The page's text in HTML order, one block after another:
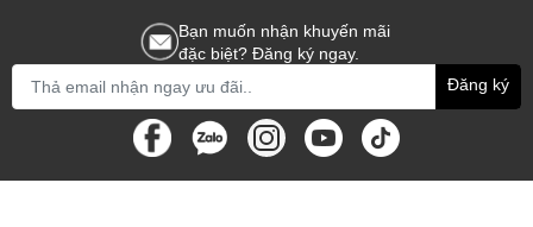
Bạn muốn nhận khuyến mãi
đặc biệt? Đăng ký ngay.
Đăng ký